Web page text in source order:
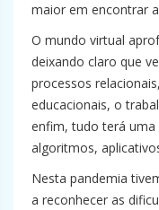
maior em encontrar
O mundo virtual
deixando claro que
processos
educacionais, o
enfim, tudo terá
algoritmos,
Nesta pandemia
a reconhecer as